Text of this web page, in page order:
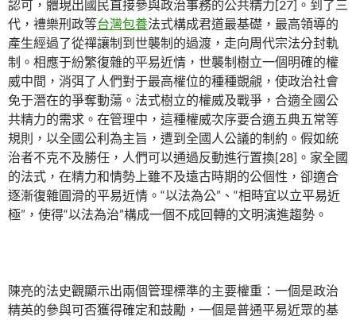
認可，體現出國民直接參與政治事務的公共精力[27]。到了三
代，禮樂刑政等台灣包養法式構成君道最基礎，最高領導的
產生經過了從禪讓制到世襲制的過渡，走向周代宗法分封軌
制。相應于紛繁復雜的平易近情，世襲制樹立一個明確的權
威中間，消弭了人們對于最高權位的種種覬覦，使政治社會
免于潛在的爭奪動蕩。法式樹立的權威及戰爭，合適全國公
共精力的需求。在管理中，這種權威次序要合適五典五常等
規則，以全國公利為主旨，遭到全國人公議的制約。假如統
治者不克不及勝任，人們可以通過反動進行置換[28]。家全國
的法式，在精力和情勢上雖不及遠古時期的公個性，卻適合
逐漸復雜圓滑的平易近情。“以法為公”、“相時宜以立平易近
極”，使得“以法為治”構成一個不成回轉的文明演進趨勢。
陳亮的法史觀顯示出兩個管理標準的主要權重：一個是政治
精英的參與可否獲得確定和鼓勵，一個是普通平易近眾的基